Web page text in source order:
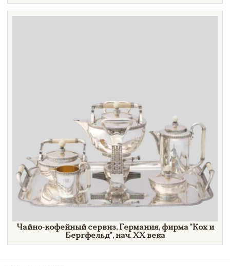
Чайно-кофейный сервиз, Германия, фирма"Кохи
Бергфельд", нач.XX века